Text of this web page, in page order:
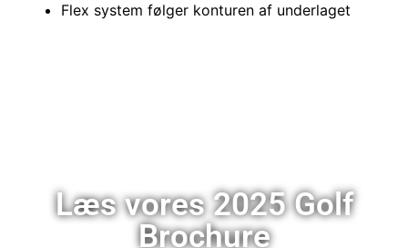
Flex system følger konturen af underlaget
Læs vores 2025 Golf
Brochure